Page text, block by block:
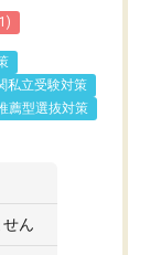
私立受験対策
薦型選抜対策
ん